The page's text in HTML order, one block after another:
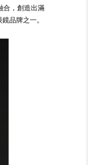
合，創造出滿
品牌之一。